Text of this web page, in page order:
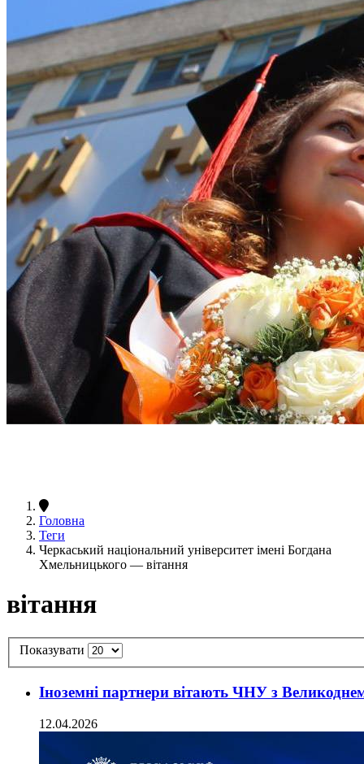
Головна
Теги
Черкаський національний університет імені Богдана
Хмельницького — вітання
вітання
Показувати
Іноземні партнери вітають ЧНУ з
12.04.2026